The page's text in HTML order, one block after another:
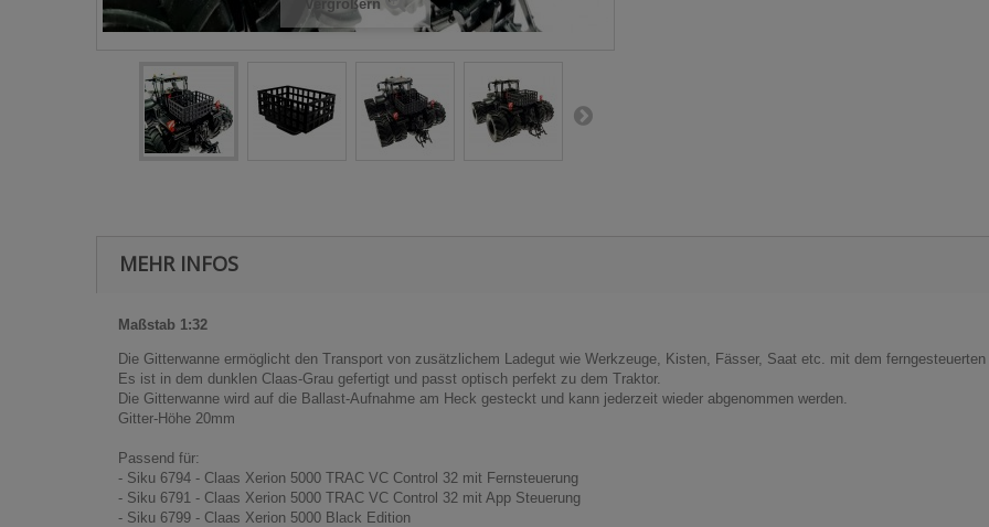
Vergrößern
MEHR INFOS
Maßstab 1:32
Die Gitterwanne ermöglicht den Transport von zusätzlichem Ladegut wie Werkzeuge, Kisten, Fässer, Saat etc. mit dem
Es ist in dem dunklen Claas-Grau gefertigt und passt optisch perfekt zu dem Traktor.
Die Gitterwanne wird auf die Ballast-Aufnahme am Heck gesteckt und kann jederzeit wieder abgenommen werden.
Gitter-Höhe 20mm
Passend für:
- Siku 6794 - Claas Xerion 5000 TRAC VC Control 32 mit Fernsteuerung
- Siku 6791 - Claas Xerion 5000 TRAC VC Control 32 mit App Steuerung
- Siku 6799 - Claas Xerion 5000 Black Edition